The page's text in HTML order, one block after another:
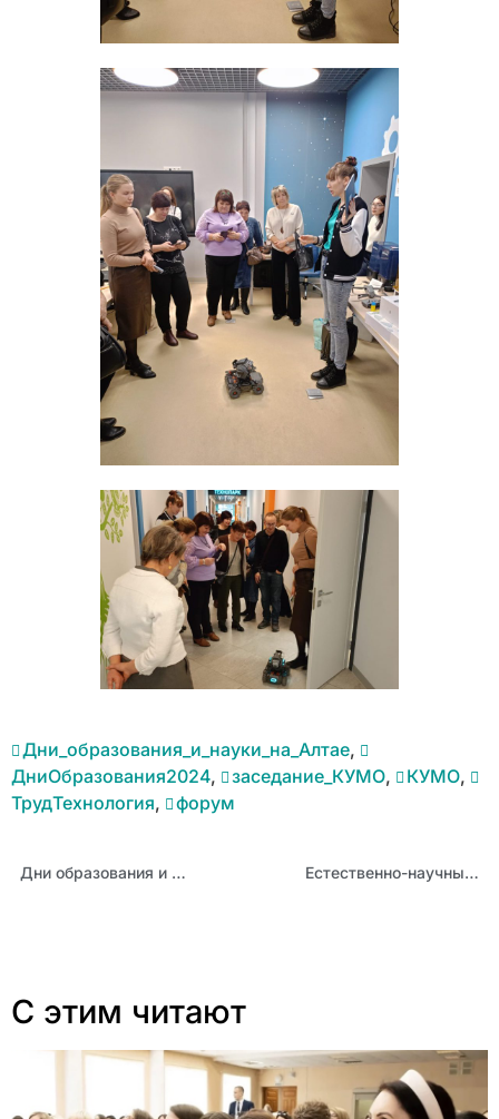
Дни_образования_и_науки_на_Алтае,
ДниОбразования2024, заседание_КУМО, КУМО,
ТрудТехнология, форум
Дни образования и науки на Алтае: Как организовать конкурс «Я считаю» на школьном уровне? Естественно-научные дисциплины – драйвер укрепления технологического суверенитета России: отделение по физике КУМО представило планы работы отделения
С этим читают